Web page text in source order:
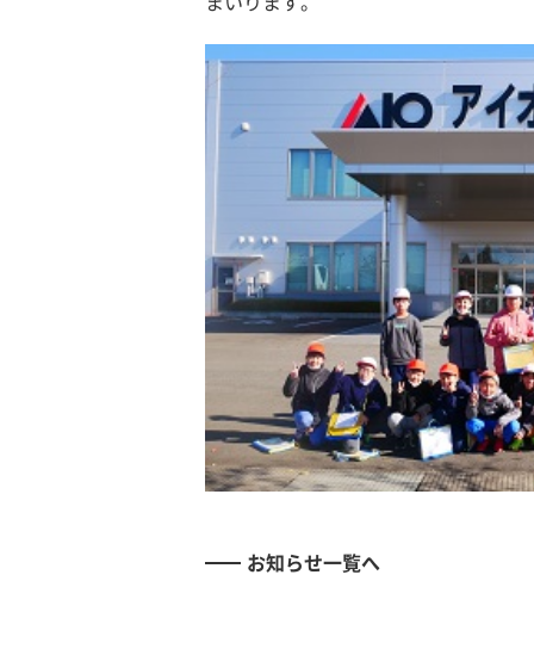
お知らせ一覧へ